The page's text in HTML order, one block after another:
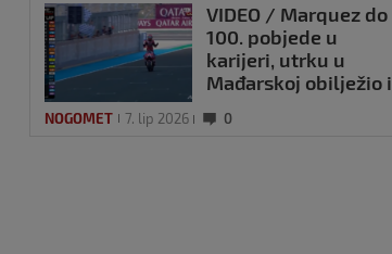
VIDEO / Marquez do
100. pobjede u
karijeri, utrku u
Mađarskoj obilježio i
NOGOMET 7. lip 2026 0